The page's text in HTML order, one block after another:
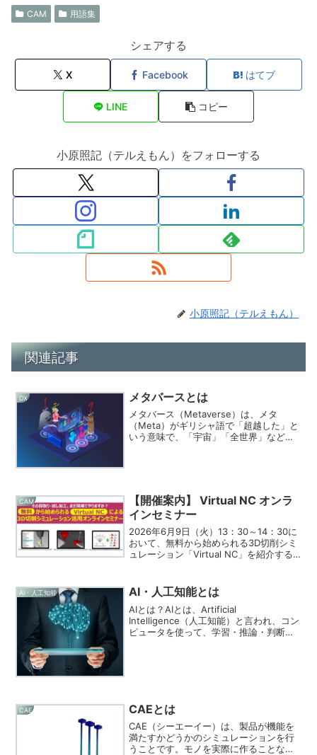
CAM 用語集
シェアする
X Facebook はてブ
LINE コピー
小原照記（テルえもん）をフォローする
小原照記（テルえもん）
関連記事
DX メタバースとは
メタバース（Metaverse）は、メタ
（Meta）がギリシャ語で「超越した」と
いう意味で、「宇宙」「全世界」などの
CAM
【開催案内】 Virtual NC オンラ
インセミナー
2026年6月9日（火）13：30～14：30に
おいて、無料から始められる3D切削シミ
ュレーション「Virtual NC」を紹介する
を目的に、加工前のデジタル検証の重要
性...
AI・人工知能 AI・人工知能とは
AIとは？AIとは、Artificial
Intelligence（人工知能）と言われ、コン
ピュータを使って、学習・推論・判断な
CAE CAEとは
CAE（シーエーイー）は、製品が機能を
満たすかどうかのシミュレーションを行
うことです。モノを実際に作ることな